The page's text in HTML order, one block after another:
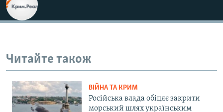
Читайте також
ВІЙНА ТА КРИМ
Російська влада обіцяє закрити
морський шлях українським